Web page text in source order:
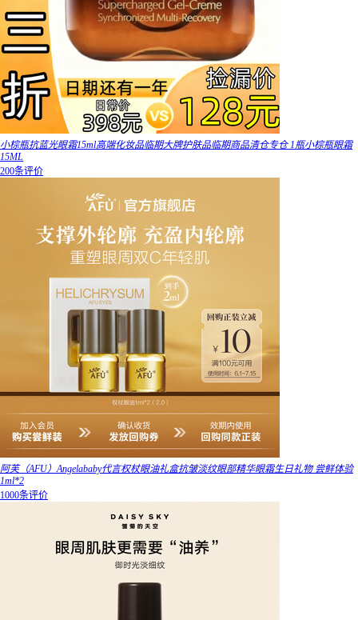
小棕瓶抗蓝光眼霜15ml高端化妆品临期大牌护肤品临期商品清仓专仓 1瓶小棕瓶眼霜
15ML
200条评价
阿芙（AFU）Angelababy代言权杖眼油礼盒抗皱淡纹眼部精华眼霜生日礼物 尝鲜体验
1ml*2
1000条评价